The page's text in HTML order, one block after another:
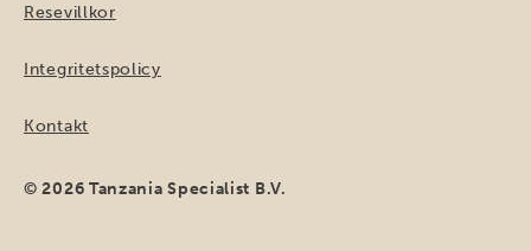
Resevillkor
Integritetspolicy
Kontakt
© 2026 Tanzania Specialist B.V.